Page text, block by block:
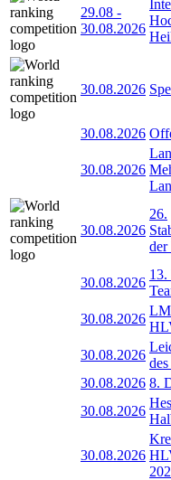
29.08 -
30.08.2026
30.08.2026
30.08.2026
30.08.2026
30.08.2026
26.
der
30.08.2026
30.08.2026
LM
30.08.2026
30.08.2026 8.
30.08.2026
30.08.2026